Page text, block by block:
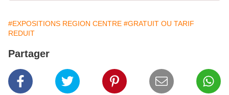
#EXPOSITIONS REGION CENTRE #GRATUIT OU TARIF
REDUIT
Partager